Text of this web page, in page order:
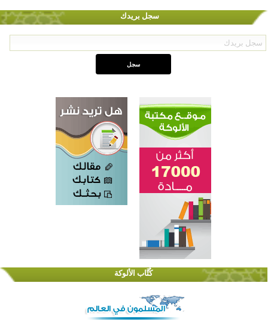
سجل بريدك
كُتَّاب الألوكة
اختتام الدورة التاسعة لمسابقة حفظ وتلاوة القرآن الكريم في أزناكاييف
تيسليتش تختتم برنامجا تعليميا لتعزيز القيم وبناء الشخصية للشباب المسلمين